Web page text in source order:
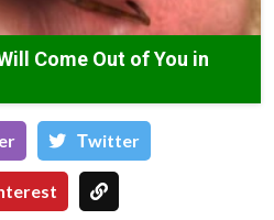
Come Out of You in
Тwitter